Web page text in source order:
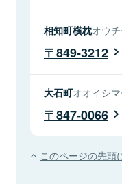
相知町横枕オウ
849-3212
大石町オオイシ
847-0066
このページの先頭